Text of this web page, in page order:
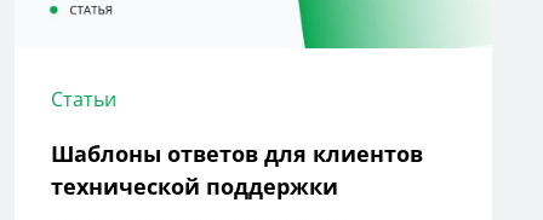
Статьи
Шаблоны ответов для клиентов
технической поддержки